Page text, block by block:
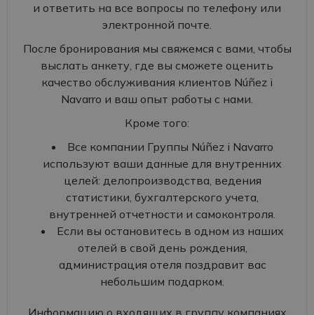
и ответить на все вопросы по телефону или
электронной почте.
После бронирования мы свяжемся с вами, чтобы
выслать анкету, где вы сможете оценить
качество обслуживания клиентов Núñez i
Navarro и ваш опыт работы с нами.
Кроме того:
Все компании Группы Núñez i Navarro
используют ваши данные для внутренних
целей: делопроизводства, ведения
статистики, бухгалтерского учета,
внутренней отчетности и самоконтроля.
Если вы остановитесь в одном из наших
отелей в свой день рождения,
администрация отеля поздравит вас
небольшим подарком.
Информацию о входящих в группу компаниях